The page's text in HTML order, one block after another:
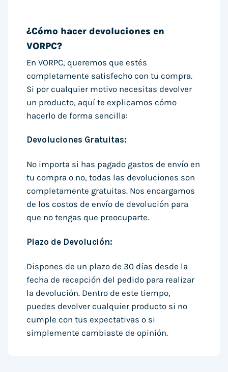
¿Cómo hacer devoluciones en
VORPC?
En VORPC, queremos que estés
completamente satisfecho con tu compra.
Si por cualquier motivo necesitas devolver
un producto, aquí te explicamos cómo
hacerlo de forma sencilla:
Devoluciones Gratuitas:
No importa si has pagado gastos de envío en
tu compra o no, todas las devoluciones son
completamente gratuitas. Nos encargamos
de los costos de envío de devolución para
que no tengas que preocuparte.
Plazo de Devolución:
Dispones de un plazo de 30 días desde la
fecha de recepción del pedido para realizar
la devolución. Dentro de este tiempo,
puedes devolver cualquier producto si no
cumple con tus expectativas o si
simplemente cambiaste de opinión.